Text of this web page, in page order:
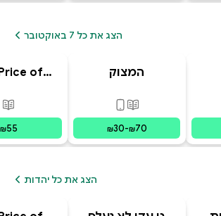
הצג את כל 7 באוקטובר
זמינים
מודפס
המצוק
פורמטים זמינים מודפס,
₪30-₪70
of
Chaos
₪55
הצג את כל יהדות